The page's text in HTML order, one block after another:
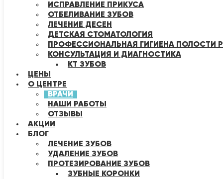
ИСПРАВЛЕНИЕ ПРИКУСА
ОТБЕЛИВАНИЕ ЗУБОВ
ЛЕЧЕНИЕ ДЕСЕН
ДЕТСКАЯ СТОМАТОЛОГИЯ
ПРОФЕССИОНАЛЬНАЯ ГИГИЕНА ПОЛОСТИ
КОНСУЛЬТАЦИЯ И ДИАГНОСТИКА
КТ ЗУБОВ
ЦЕНЫ
О ЦЕНТРЕ
ВРАЧИ
НАШИ РАБОТЫ
ОТЗЫВЫ
АКЦИИ
БЛОГ
ЛЕЧЕНИЕ ЗУБОВ
УДАЛЕНИЕ ЗУБОВ
ПРОТЕЗИРОВАНИЕ ЗУБОВ
ЗУБНЫЕ КОРОНКИ